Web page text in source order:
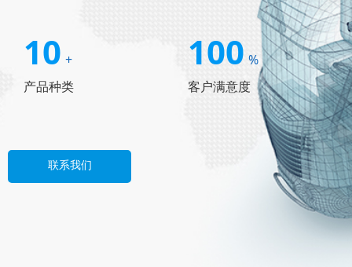
10 +
产品种类
100 %
客户满意度
联系我们